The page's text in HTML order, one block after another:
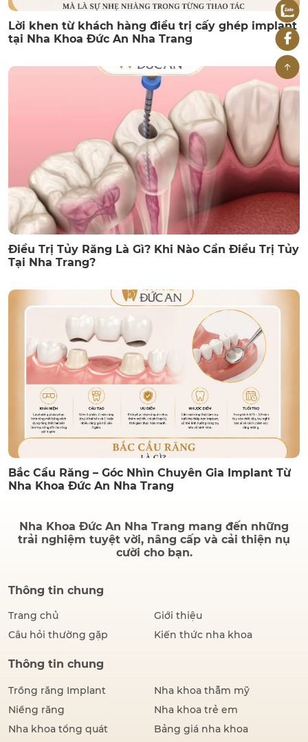
Lời khen từ khách hàng điều trị cấy ghép implant
tại Nha Khoa Đức An Nha Trang
Điều Trị Tủy Răng Là Gì? Khi Nào Cần Điều Trị Tủy
Tại Nha Trang?
Bắc Cầu Răng – Góc Nhìn Chuyên Gia Implant Từ
Nha Khoa Đức An Nha Trang
Nha Khoa Đức An Nha Trang mang đến những
trải nghiệm tuyệt vời, nâng cấp và cải thiện nụ
cười cho bạn.
Thông tin chung
Trang chủ
Giới thiệu
Câu hỏi thường gặp
Kiến thức nha khoa
Thông tin chung
Trồng răng Implant
Nha khoa thẫm mỹ
Niềng răng
Nha khoa trẻ em
Nha khoa tổng quát
Bảng giá nha khoa